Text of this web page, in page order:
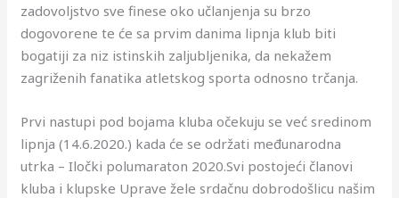
zadovoljstvo sve finese oko učlanjenja su brzo
dogovorene te će sa prvim danima lipnja klub biti
bogatiji za niz istinskih zaljubljenika, da nekažem
zagriženih fanatika atletskog sporta odnosno trčanja.
Prvi nastupi pod bojama kluba očekuju se već sredinom
lipnja (14.6.2020.) kada će se održati međunarodna
utrka – Iločki polumaraton 2020.Svi postojeći članovi
kluba i klupske Uprave žele srdačnu dobrodošlicu našim